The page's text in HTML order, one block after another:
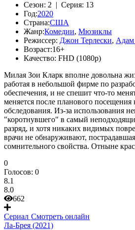
Сезон: 2 | Серия: 13
Год:2020
Страна:США
Жанр:Комедии, Мюзиклы
Режиссер: Джон Терлески, Адам
Возраст:16+
Качество: FHD (1080p)
Милая Зои Кларк вполне довольна
работая в небольшой фирме по
обеспечения, и не спешит что-то
меняется после планового
обследования. Из-за использования
"коротнувшего" в самый
разряд, и хотя никаких видимых
врачи не обнаруживают,
сомнительного свойства. Отныне
0
Голосов: 0
8.1
8.0
662
Сериал Смотреть онлайн
Ла-Брея (2021)